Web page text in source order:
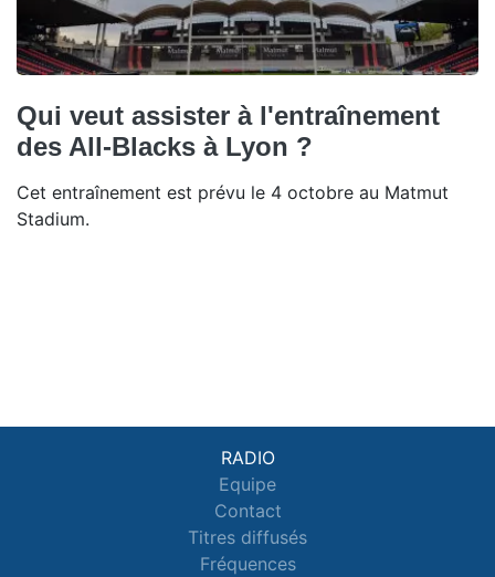
Qui veut assister à l'entraînement
des All-Blacks à Lyon ?
Cet entraînement est prévu le 4 octobre au Matmut
Stadium.
RADIO
Equipe
Contact
Titres diffusés
Fréquences